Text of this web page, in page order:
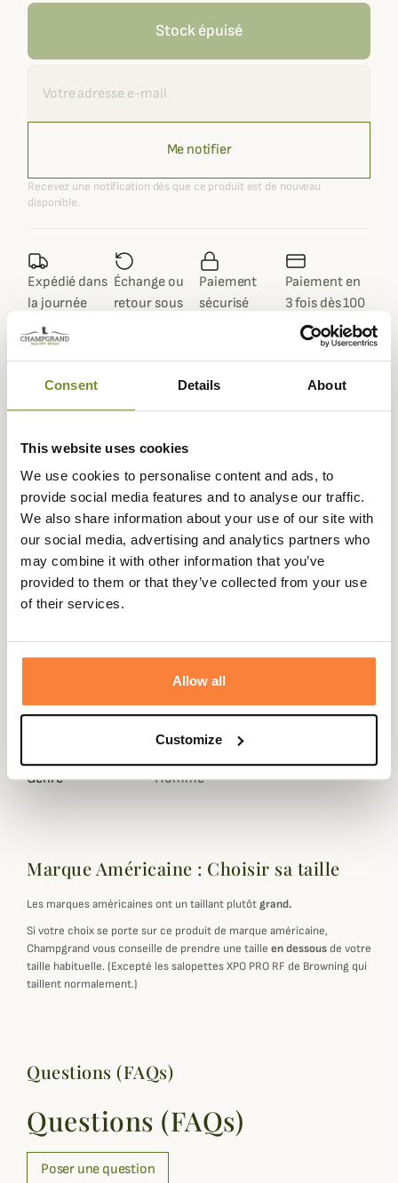
Consent Details About
This website uses cookies
We use cookies to personalise content and ads, to
provide social media features and to analyse our traffic.
We also share information about your use of our site with
our social media, advertising and analytics partners who
may combine it with other information that you’ve
provided to them or that they’ve collected from your use
of their services.
Allow all
Customize
Stock épuisé
Me notifier
Recevez une notification dès que ce produit est de nouveau
disponible.
Expédié dans
la journée
Échange ou
retour sous
Paiement
sécurisé
Paiement en
3 fois dès 100
euros
Description
Filsonvous propose une série de superbes casquettes
Logger très solides avec une partie en mesh très
respirante pour les chaudes températures.
La casquette Logger est conçue en coton huilé qui la rend
imperméable et résistante. Elle vous suivra dans toutes
vos aventures de chasse et d'outdoor.
choix : Vert / Marron / Orange / Navy / Noir
Fiche technique
Coloris Bleu, Marron, Orange, Vert
Coton huilé
Genre Homme
Marque Américaine : Choisir sa taille
Les marques américaines ont un taillant plutôt grand.
Si votre choix se porte sur ce produit de marque américaine,
Champgrand vous conseille de prendre une taille en dessousde votre
taille habituelle. (Excepté les salopettes XPO PRO RF de Browning qui
taillent normalement.)
Questions (FAQs)
Questions (FAQs)
Poser une question